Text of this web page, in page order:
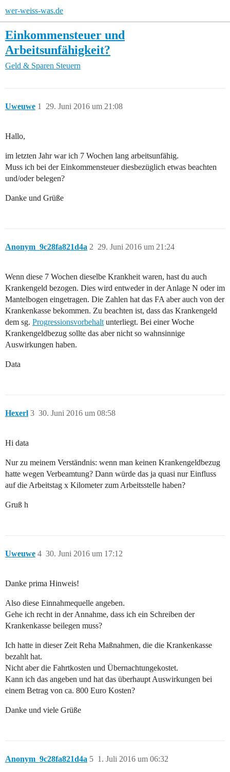
wer-weiss-was.de
Einkommensteuer und
Arbeitsunfähigkeit?
Geld & Sparen Steuern
Uweuwe 29. Juni 2016 um 21:08
1
Hallo,
im letzten Jahr war ich 7 Wochen lang arbeitsunfähig.
Muss ich bei der Einkommensteuer diesbezüglich etwas beachten
und/oder belegen?
Danke und Grüße
Anonym_9c28fa821d4a 29. Juni 2016 um 21:24
2
Wenn diese 7 Wochen dieselbe Krankheit waren, hast du auch
Krankengeld bezogen. Dies wird entweder in der Anlage N oder im
Mantelbogen eingetragen. Die Zahlen hat das FA aber auch von der
Krankenkasse bekommen. Zu beachten ist, dass das Krankengeld
dem sg. Progressionsvorbehalt unterliegt. Bei einer Woche
Krankengeldbezug sollte das aber nicht so wahnsinnige
Auswirkungen haben.
Data
Hexerl 30. Juni 2016 um 08:58
3
Hi data
Nur zu meinem Verständnis: wenn man keinen Krankengeldbezug
hatte wegen Verbeamtung? Dann würde das ja quasi nur Einfluss
auf die Arbeitstag x Kilometer zum Arbeitsstelle haben?
Gruß h
Uweuwe 30. Juni 2016 um 17:12
4
Danke prima Hinweis!
Also diese Einnahmequelle angeben.
Gehe ich recht in der Annahme, dass ich ein Schreiben der
Krankenkasse beilegen muss?
Ich hatte in dieser Zeit Reha Maßnahmen, die die Krankenkasse
bezahlt hat.
Nicht aber die Fahrtkosten und Übernachtungekostet.
Kann ich das angeben und hat das überhaupt Auswirkungen bei
einem Betrag von ca. 800 Euro Kosten?
Danke und viele Grüße
Anonym_9c28fa821d4a 1. Juli 2016 um 06:32
5